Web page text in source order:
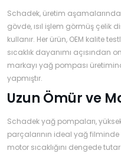
Schadek, üretim
gövde, ısıl işlem görmüş çelik
kullanır. Her ürün, OEM kalite
sıcaklık dayanımı açısından
markayı yağ pompası
yapmıştır.
Uzun Ömür ve
Schadek yağ pompaları,
parçalarının ideal yağ filminde
motor sıcaklığını dengede